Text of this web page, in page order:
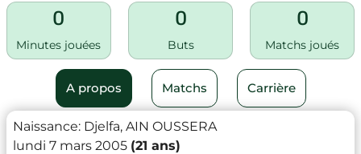
0
Minutes jouées
0
Buts
0
Matchs joués
A propos Matchs Carrière
Naissance: Djelfa, AIN OUSSERA
lundi 7 mars 2005 (21 ans)